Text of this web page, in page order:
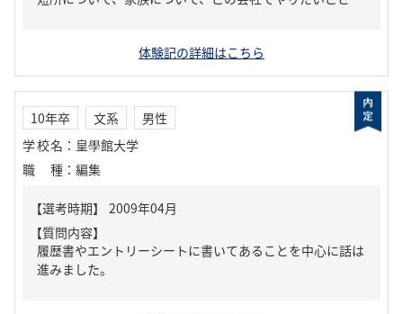
体験記の詳細はこちら
10年卒 文系
男性
学校名 ： 皇學館大学
職種 ： 編集
【質問内容】
履歴書やエントリーシートに書いてあることを中心に話は
進みました。